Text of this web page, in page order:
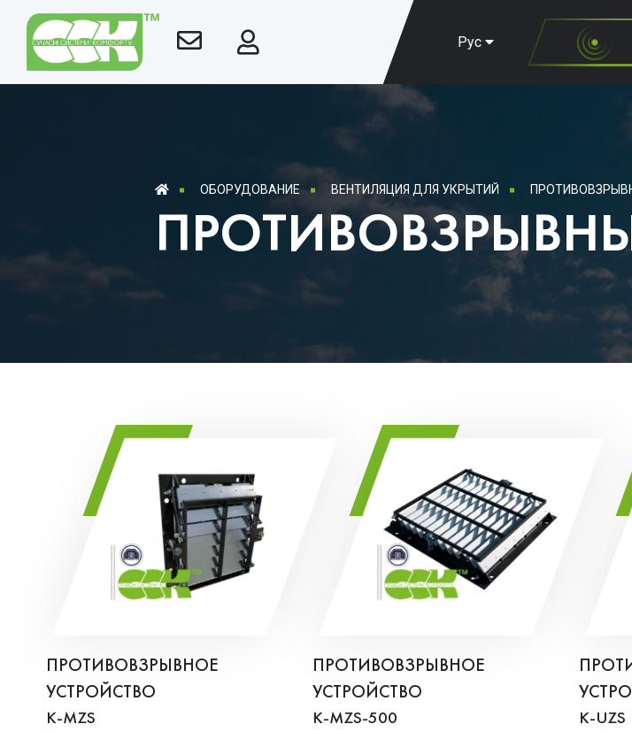
Рус
ОБОРУДОВАНИЕ ВЕНТИЛЯЦИЯ ДЛЯ УКРЫТИЙ
ПРОТИВОВЗРЫВНОЕ
УСТРОЙСТВО
K-MZS
ПРОТИВОВЗРЫВНОЕ
УСТРОЙСТВО
K-MZS-500 K-UZS